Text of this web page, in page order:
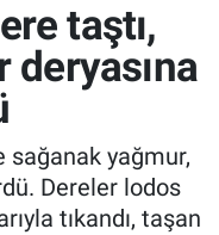
taştı,
sağanak yağmur,
Dereler lodos
tıkandı, taşan